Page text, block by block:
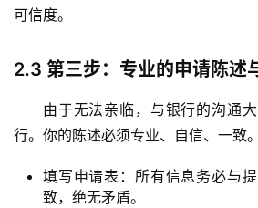
可信度。
2.3 第三步：专业的申请陈述
由于无法亲临，与银行的沟通
行。你的陈述必须专业、自信、一致。
填写申请表：所有信息务必与
致，绝无矛盾。